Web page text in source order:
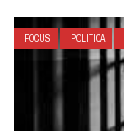
FOCUS POLITICA